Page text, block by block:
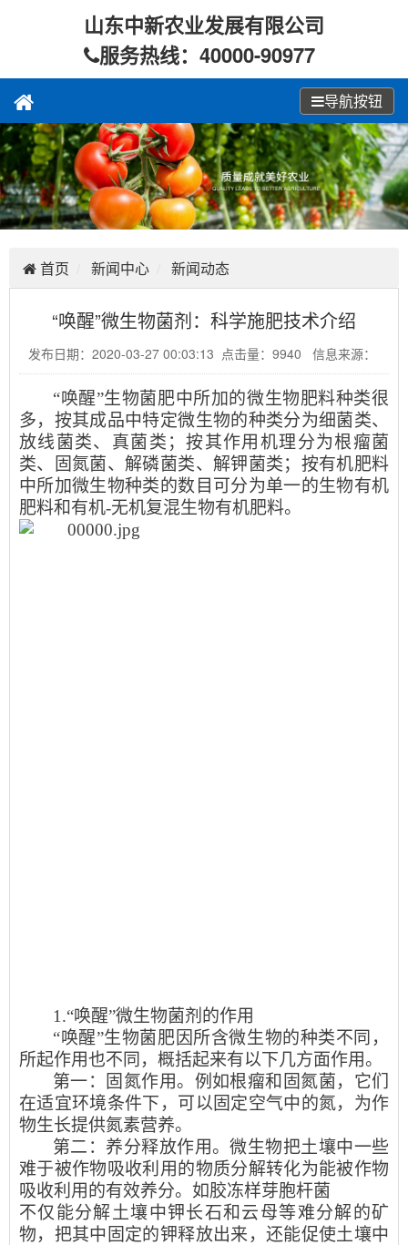
山东中新农业发展有限公司
服务热线：40000-90977
导航按钮
首页 新闻中心 新闻动态
“唤醒”微生物菌剂：科学施肥技术介绍
发布日期：2020-03-27 00:03:13 点击量：9940 信息来源：
“唤醒”生物菌肥中所加的微生物肥料种类很
多，按其成品中特定微生物的种类分为细菌类、
放线菌类、真菌类；按其作用机理分为根瘤菌
类、固氮菌、解磷菌类、解钾菌类；按有机肥料
中所加微生物种类的数目可分为单一的生物有机
肥料和有机-无机复混生物有机肥料。
1.“唤醒”微生物菌剂的作用
“唤醒”生物菌肥因所含微生物的种类不同，
所起作用也不同，概括起来有以下几方面作用。
第一：固氮作用。例如根瘤和固氮菌，它们
在适宜环境条件下，可以固定空气中的氮，为作
物生长提供氮素营养。
第二：养分释放作用。微生物把土壤中一些
难于被作物吸收利用的物质分解转化为能被作物
吸收利用的有效养分。如胶冻样芽胞杆菌
不仅能分解土壤中钾长石和云母等难分解的矿
物，把其中固定的钾释放出来，还能促使土壤中